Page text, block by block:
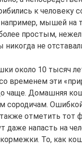
к человеку
мышей на
простым,
не
около 10 тысяч
временем эти
чаще. Домашняя
сородичам.
отметить тот
напасть на
То, как